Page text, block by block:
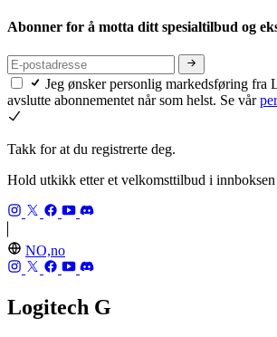
Abonner for å motta ditt spesialtilbud og
Jeg ønsker personlig markedsføring fra
avslutte abonnementet når som helst. Se vår
Takk for at du registrerte deg.
Hold utkikk etter et velkomsttilbud i
NO,no
Logitech G